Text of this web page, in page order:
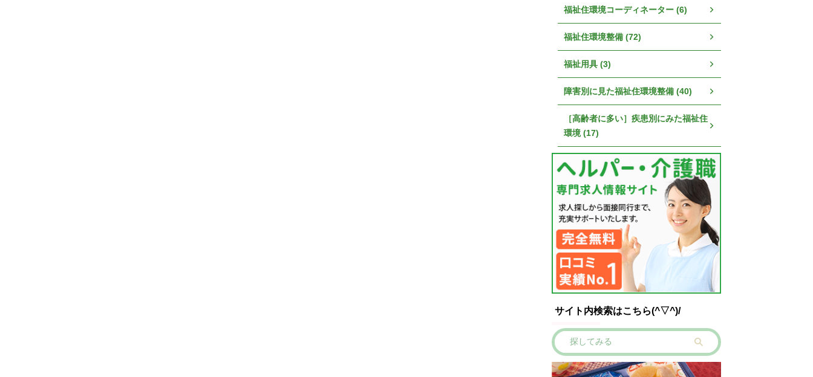
福祉住環境コーディネーター (6)
福祉住環境整備 (72)
福祉用具 (3)
障害別に見た福祉住環境整備 (40)
［高齢者に多い］疾患別にみた福祉住
環境 (17)
サイト内検索はこちら(^▽^)/